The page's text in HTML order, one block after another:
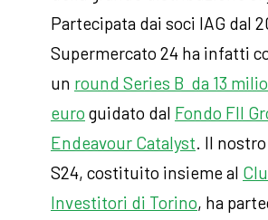
Partecipata dai soci IAG dal
Supermercato 24 ha infatti
un round Series B da 13
euro guidato dal Fondo FII
Endeavour Catalyst . Il
S24, costituito insieme al
Investitori di Torino, ha